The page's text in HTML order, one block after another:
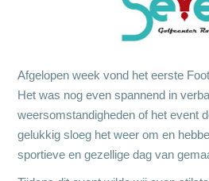
Afgelopen week vond het eerste
Het was nog even spannend in
weersomstandigheden of het event
gelukkig sloeg het weer om en
sportieve en gezellige dag van